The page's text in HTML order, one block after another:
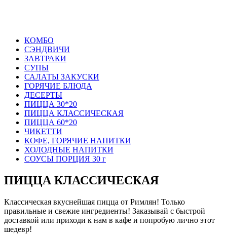
КОМБО
СЭНДВИЧИ
ЗАВТРАКИ
СУПЫ
САЛАТЫ ЗАКУСКИ
ГОРЯЧИЕ БЛЮДА
ДЕСЕРТЫ
ПИЦЦА 30*20
ПИЦЦА КЛАССИЧЕСКАЯ
ПИЦЦА 60*20
ЧИКЕТТИ
КОФЕ, ГОРЯЧИЕ НАПИТКИ
ХОЛОДНЫЕ НАПИТКИ
СОУСЫ ПОРЦИЯ 30 г
ПИЦЦА КЛАССИЧЕСКАЯ
Классическая вкуснейшая пицца от Римлян! Только
правильные и свежие ингредиенты! Заказывай с быстрой
доставкой или приходи к нам в кафе и попробую лично этот
шедевр!